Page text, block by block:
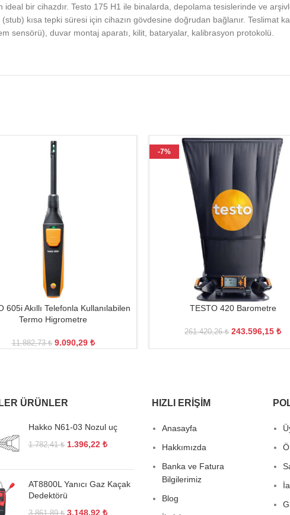
ideal bir cihazdır. Testo 175 H1 ile binalarda, depolama tesislerinde ve
kısa tepki süresi için cihazın gövdesine doğrudan bağlanır. Teslimat
sensörü), duvar montaj aparatı, kilit, bataryalar, kalibrasyon protokolü.
605i Akıllı Telefonla Kullanılabilen
Termo Higrometre
11.882,73₺ 9.090,29 ₺
-7%
TESTO 420 Barometre
261.420,26₺ 243.596,15 ₺
ÜRÜNLER
Hakko N61-03 Nozul uç
1.782,41₺ 1.396,22 ₺
AT8800L Yanıcı Gaz Kaçak
Dedektörü
3.861,89₺ 3.148,92 ₺
HIZLI ERIŞIM
Anasayfa
Hakkımızda
Banka ve Fatura
Bilgilerimiz
Blog